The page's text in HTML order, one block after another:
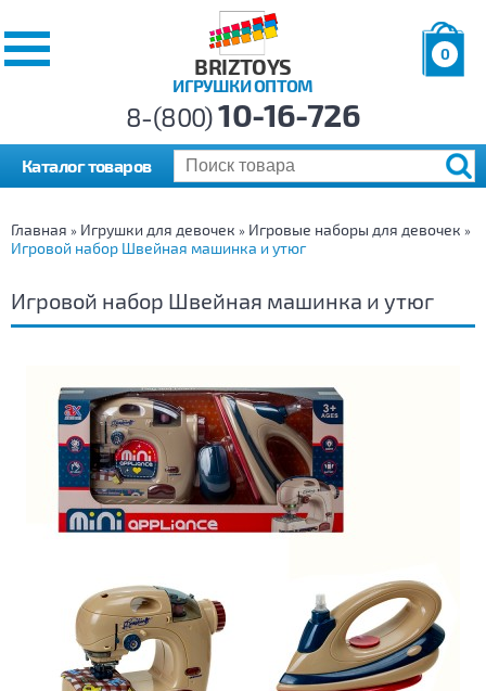
BRIZTOYS
ИГРУШКИ ОПТОМ
0
р.
8-(800)10-16-726
Каталог товаров
Главная » Игрушки для девочек » Игровые наборы для девочек »
Игровой набор Швейная машинка и утюг
Игровой набор Швейная машинка и утюг